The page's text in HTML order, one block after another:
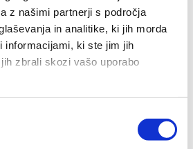
z našimi partnerji s področja
in analitike, ki jih morda
informacijami, ki ste jim jih
zbrali skozi vašo uporabo
zaupnik: 120 €/uro
in poslovno individualno svetovanje,
v skupinah so ločeno
ceno.